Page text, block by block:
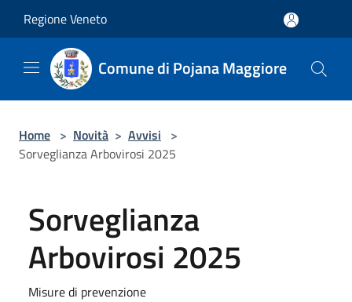
Regione Veneto
Comune di Pojana Maggiore
Home > Novità > Avvisi >
Sorveglianza Arbovirosi 2025
Sorveglianza
Arbovirosi 2025
Misure di prevenzione